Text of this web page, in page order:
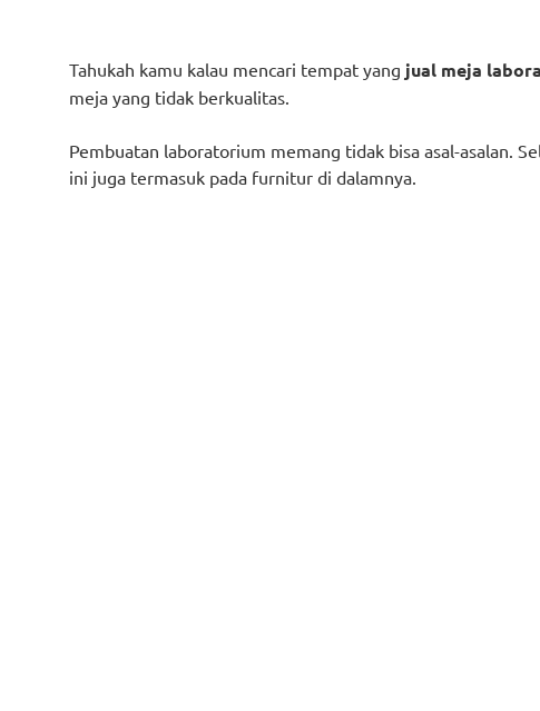
Tahukah kamu kalau mencari tempat yang jual meja
meja yang tidak berkualitas.
Pembuatan laboratorium memang tidak bisa asal-asalan.
ini juga termasuk pada furnitur di dalamnya.